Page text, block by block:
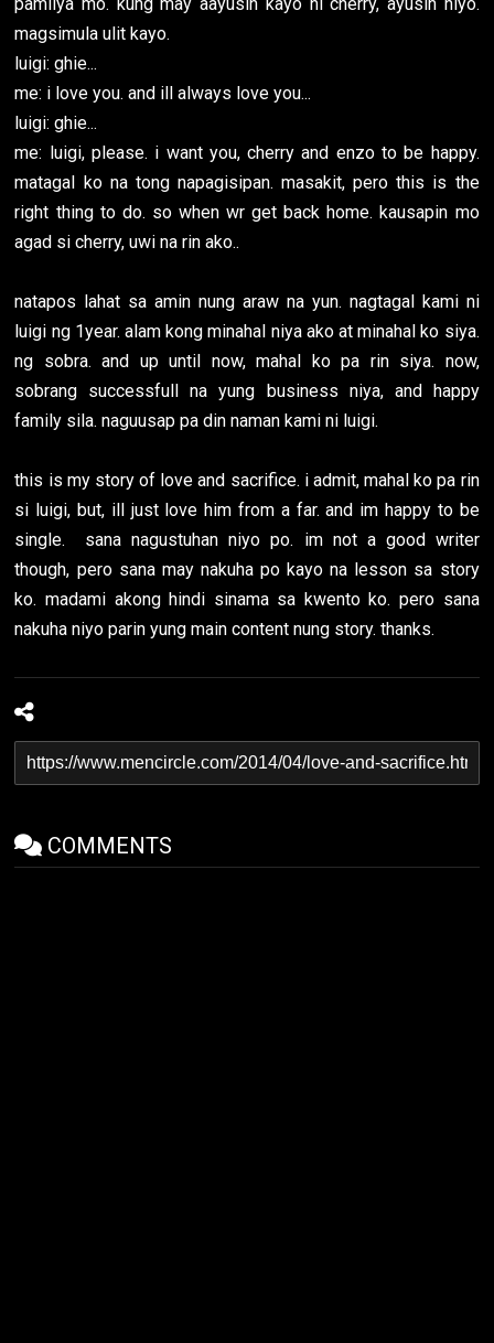
magsimula ulit kayo.
luigi: ghie...
me: i love you. and ill always love you...
luigi: ghie...
me: luigi, please. i want you, cherry and enzo to be happy.
matagal ko na tong napagisipan. masakit, pero this is the
right thing to do. so when wr get back home. kausapin mo
agad si cherry, uwi na rin ako..
natapos lahat sa amin nung araw na yun. nagtagal kami ni
luigi ng 1year. alam kong minahal niya ako at minahal ko siya.
ng sobra. and up until now, mahal ko pa rin siya. now,
sobrang successfull na yung business niya, and happy
family sila. naguusap pa din naman kami ni luigi.
this is my story of love and sacrifice. i admit, mahal ko pa rin
si luigi, but, ill just love him from a far. and im happy to be
single. sana nagustuhan niyo po. im not a good writer
though, pero sana may nakuha po kayo na lesson sa story
ko. madami akong hindi sinama sa kwento ko. pero sana
nakuha niyo parin yung main content nung story. thanks.
COMMENTS